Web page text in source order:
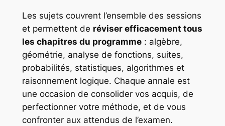
Les sujets couvrent l’ensemble des sessions
et permettent de réviser efficacement tous
les chapitres du programme: algèbre,
géométrie, analyse de fonctions, suites,
probabilités, statistiques, algorithmes et
raisonnement logique. Chaque annale est
une occasion de consolider vos acquis, de
perfectionner votre méthode, et de vous
confronter aux attendus de l’examen.